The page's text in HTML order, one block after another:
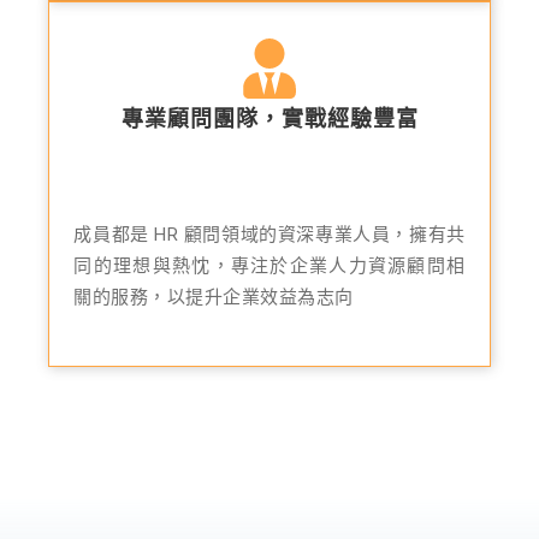
專業顧問團隊，實戰經驗豐富
成員都是 HR 顧問領域的資深專業人員，擁有共
同的理想與熱忱，專注於企業人力資源顧問相
關的服務，以提升企業效益為志向